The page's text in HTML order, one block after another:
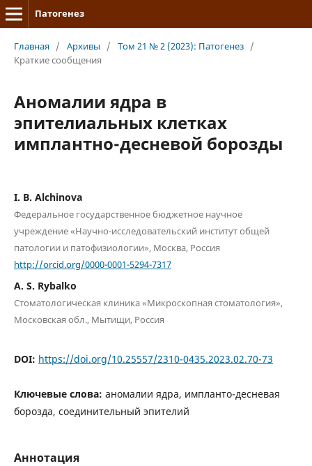
Патогенез
Главная / Архивы / Том 21 № 2 (2023): Патогенез /
Краткие сообщения
Аномалии ядра в
эпителиальных клетках
имплантно-десневой борозды
I. B. Alchinova
Федеральное государственное бюджетное научное
учреждение «Научно-исследовательский институт общей
патологии и патофизиологии», Москва, Россия
http://orcid.org/0000-0001-5294-7317
A. S. Rybalko
Стоматологическая клиника «Микроскопная стоматология»,
Московская обл., Мытищи, Россия
DOI: https://doi.org/10.25557/2310-0435.2023.02.70-73
Ключевые слова: аномалии ядра, импланто-десневая
борозда, соединительный эпителий
Аннотация